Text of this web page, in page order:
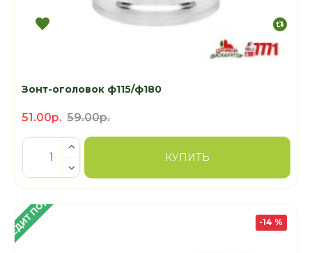
Зонт-оголовок ф115/ф180
51.00р. 59.00р.
КУПИТЬ
ПОД 4% -14 %